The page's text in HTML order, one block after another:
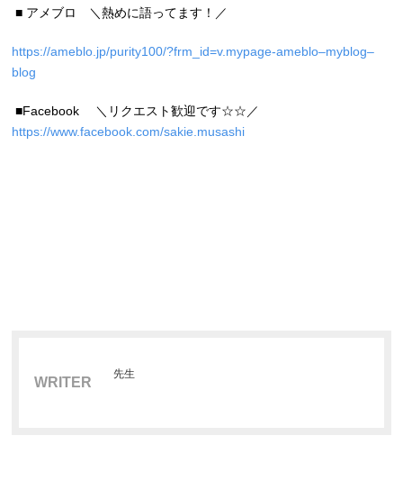
■ アメブロ ＼熱めに語ってます！／
https://ameblo.jp/purity100/?frm_id=v.mypage-ameblo–myblog–
blog
■Facebook ＼リクエスト歓迎です☆☆／
https://www.facebook.com/sakie.musashi
WRITER
先生